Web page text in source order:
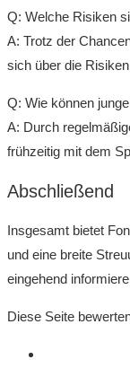
Q: Welche Risiken
A: Trotz der
sich über die
Q: Wie können
A: Durch
⁢frühzeitig mit dem
Abschließend
Insgesamt bietet
und eine breite
⁢eingehend
Diese Seite